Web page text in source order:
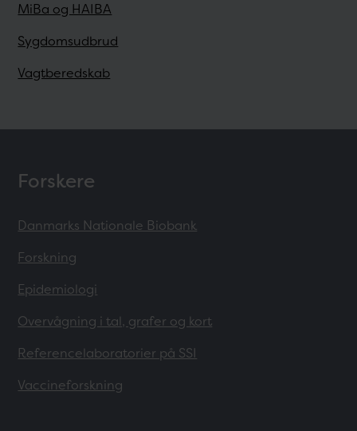
MiBa og HAIBA
Sygdomsudbrud
Vagtberedskab
Forskere
Danmarks Nationale Biobank
Forskning
Epidemiologi
Overvågning i tal, grafer og kort
Referencelaboratorier på SSI
Vaccineforskning